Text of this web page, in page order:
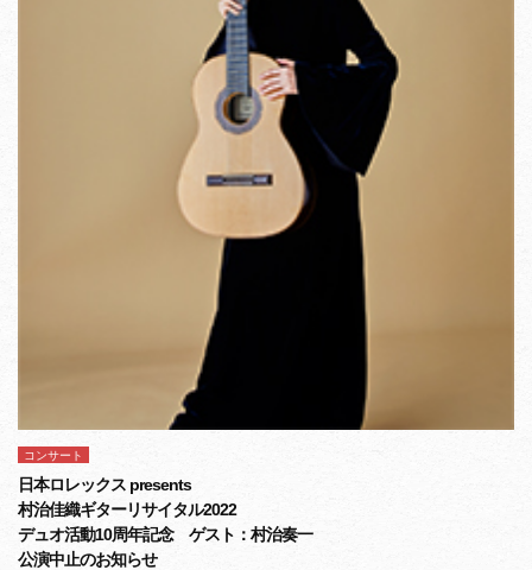
コンサート
日本ロレックス presents
村治佳織ギターリサイタル2022
デュオ活動10周年記念 ゲスト：村治奏一
公演中止のお知らせ